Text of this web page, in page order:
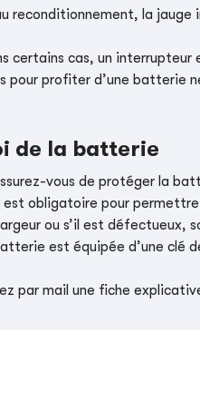
reconditionnement, la jauge
certains cas, un
pour profiter d’une batterie
de la batterie
vous de protéger la
est obligatoire pour
ou s’il est
est équipée d’une clé
par mail une fiche